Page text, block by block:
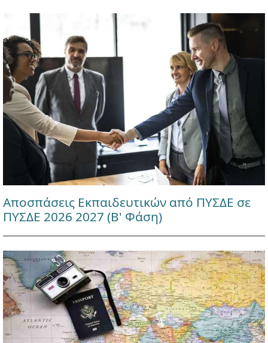
Αποσπάσεις Εκπαιδευτικών από ΠΥΣΔΕ σε
ΠΥΣΔΕ 2026 2027 (Β' Φάση)